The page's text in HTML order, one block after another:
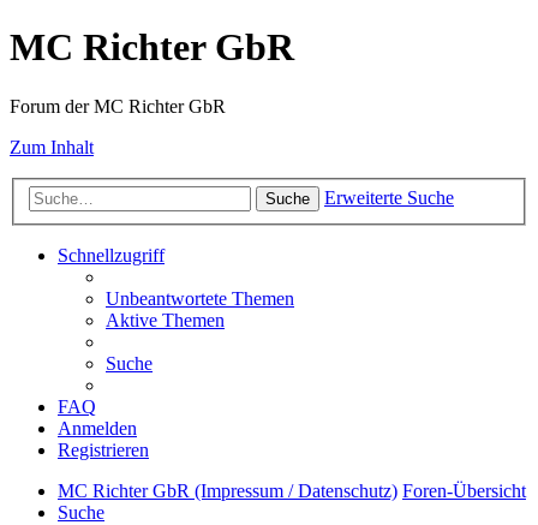
MC Richter GbR
Forum der MC Richter GbR
Zum Inhalt
Suche Erweiterte Suche
Schnellzugriff
Unbeantwortete Themen
Aktive Themen
Suche
FAQ
Anmelden
Registrieren
MC Richter GbR (Impressum / Datenschutz) Foren-Übersicht
Suche